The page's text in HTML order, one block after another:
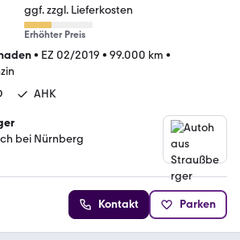
ggf. zzgl. Lieferkosten
Erhöhter Preis
• EZ 02/2019 • 99.000 km •
AHK
bei Nürnberg
Kontakt Parken